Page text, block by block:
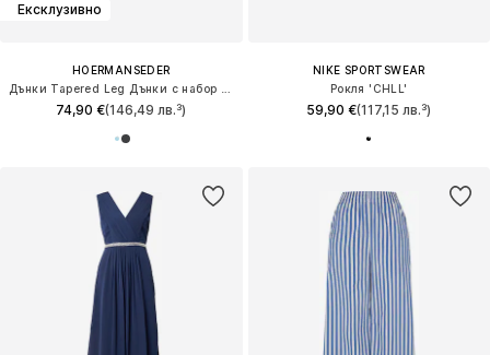
Ексклузивно
HOERMANSEDER
74,90 €(146,49 лв.³)
NIKE SPORTSWEAR
Рокля 'CHLL'
59,90 €(117,15 лв.³)